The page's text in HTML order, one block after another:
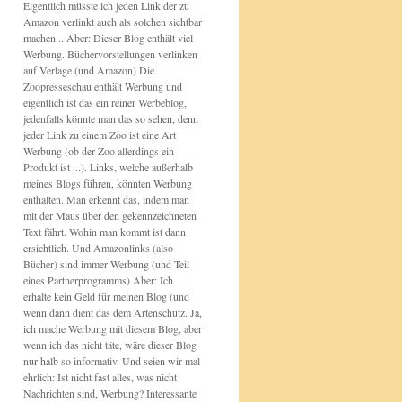
Eigentlich müsste ich jeden Link der zu
Amazon verlinkt auch als solchen sichtbar
machen... Aber: Dieser Blog enthält viel
Werbung. Büchervorstellungen verlinken
auf Verlage (und Amazon) Die
Zoopresseschau enthält Werbung und
eigentlich ist das ein reiner Werbeblog,
jedenfalls könnte man das so sehen, denn
jeder Link zu einem Zoo ist eine Art
Werbung (ob der Zoo allerdings ein
Produkt ist ...). Links, welche außerhalb
meines Blogs führen, könnten Werbung
enthalten. Man erkennt das, indem man
mit der Maus über den gekennzeichneten
Text fährt. Wohin man kommt ist dann
ersichtlich. Und Amazonlinks (also
Bücher) sind immer Werbung (und Teil
eines Partnerprogramms) Aber: Ich
erhalte kein Geld für meinen Blog (und
wenn dann dient das dem Artenschutz. Ja,
ich mache Werbung mit diesem Blog, aber
wenn ich das nicht täte, wäre dieser Blog
nur halb so informativ. Und seien wir mal
ehrlich: Ist nicht fast alles, was nicht
Nachrichten sind, Werbung? Interessante